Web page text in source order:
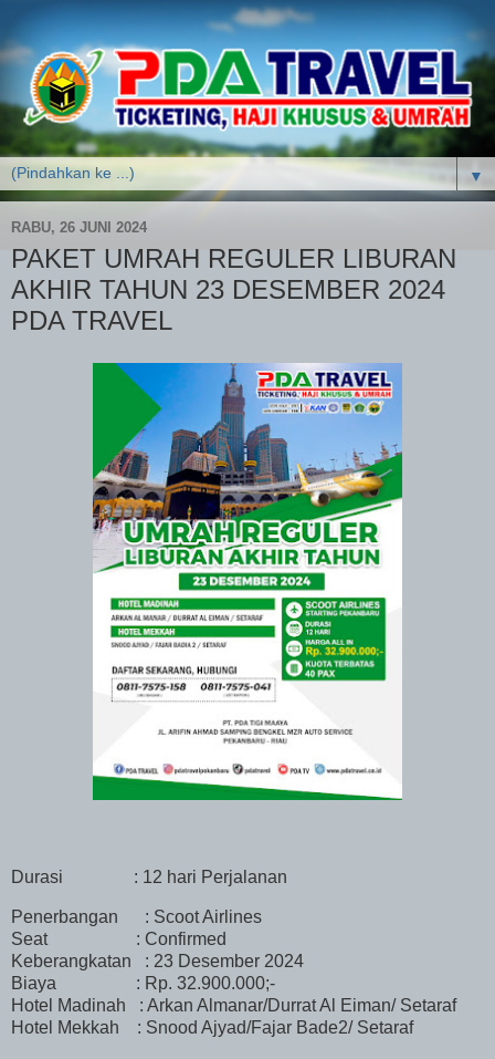
▼
RABU, 26 JUNI 2024
PAKET UMRAH REGULER LIBURAN
AKHIR TAHUN 23 DESEMBER 2024
PDA TRAVEL
Durasi : 12 hari Perjalanan
Penerbangan
: Scoot Airlines
Seat
: Confirmed
Keberangkatan : 23 Desember 2024
Biaya
: Rp. 32.900.000;-
Hotel Madinah : Arkan Almanar/Durrat Al Eiman/ Setaraf
Hotel Mekkah : Snood Ajyad/Fajar Bade2/ Setaraf